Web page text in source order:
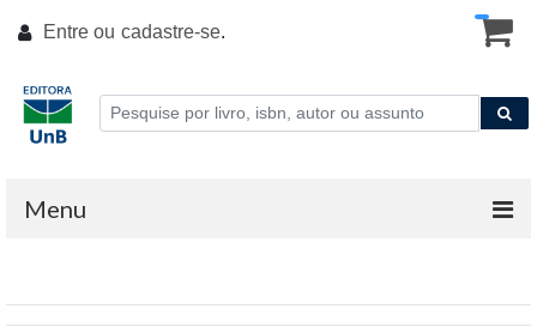
Entre ou cadastre-se.
Menu